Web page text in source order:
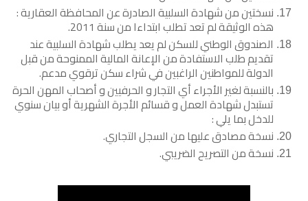
نسختين من شهادة السلبية الصادرة عن المحافظة العقارية :
هذه الوثيقة لم تعد تطلب ابتداءا من سنة 2011.
الصندوق الوطني للسكن لم يعد يطلب شهادة السلبية عند
تقديم طلب الاستفادة من الإعانة المالية الممنوحة من قبل
الدولة للمواطنين الراغبين في شراء سكن ترقوي مدعم.
بالنسبة لغير الأجراء أي التجار و الحرفيين و أصحاب المهن الحرة
تستبدل شهادة العمل و قسائم الأجرة الشهرية أو بيان سنوي
للدخل بما يلي :
نسخة مصادق عليها من السجل التجاري.
نسخة من التصريح الضريبي.